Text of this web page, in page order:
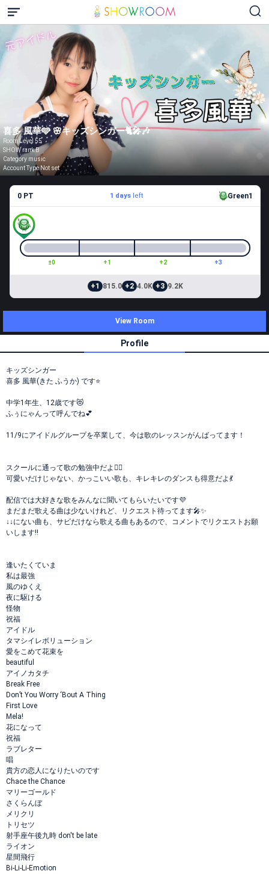
喜多 風華️🩵 🌸キッズシンガー🐈🎤🎶
Room Level 55
SHOW rank B
Category music
Account Type Not set
0 PT 1 daysleft Green1
±0 +1 +2 +3
+1 815.0 +2 4.0K +3 9.2K
View Room
Profile
キッズシンガー
喜多 風華(きた ふうか) です⭐️
中学1年生、12歳です😻
ふぅにゃんって呼んでね💕
11/9にアイドルグループを卒業して、今は歌のレッスンがんばってます！
スクールに通って歌の勉強中だよ❤️‍🔥
可愛いだけじゃない、かっこいい歌も、キレキレのダンスも得意だよ💃
配信では大好きな歌をみんなに聞いてもらいたいです💜
まだまだ歌える曲は少ないけれど、リクエスト待ってます🎤✨
↓↓にない曲も、サビだけなら歌える曲もあるので、コメントでリクエストお願
いします‼️
逢いたくていま
私は最強
風のゆくえ
夜に駆ける
怪物
祝福
アイドル
タマシイレボリューション
愛をこめて花束を
beautiful
アイノカタチ
Break Free
Don’t You Worry ‘Bout A Thing
First Love
Mela!
花になって
祝福
ラブレター
唱
貴方の恋人になりたいのです
Chace the Chance
マリーゴールド
さくらんぼ
メリクリ
トリセツ
射手座午後九時 don't be late
ライオン
星間飛行
Bi-Li-Li-Emotion